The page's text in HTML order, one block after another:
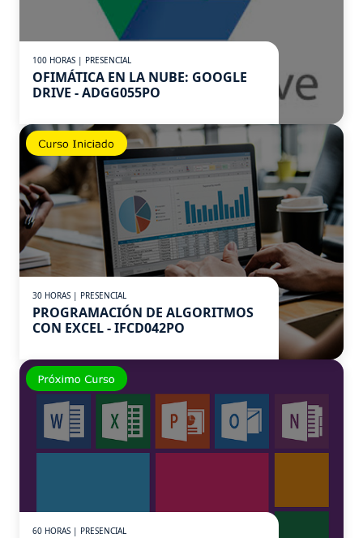
100 HORAS | PRESENCIAL
OFIMÁTICA EN LA NUBE: GOOGLE
DRIVE - ADGG055PO
30 HORAS | PRESENCIAL
PROGRAMACIÓN DE ALGORITMOS
CON EXCEL - IFCD042PO
60 HORAS | PRESENCIAL